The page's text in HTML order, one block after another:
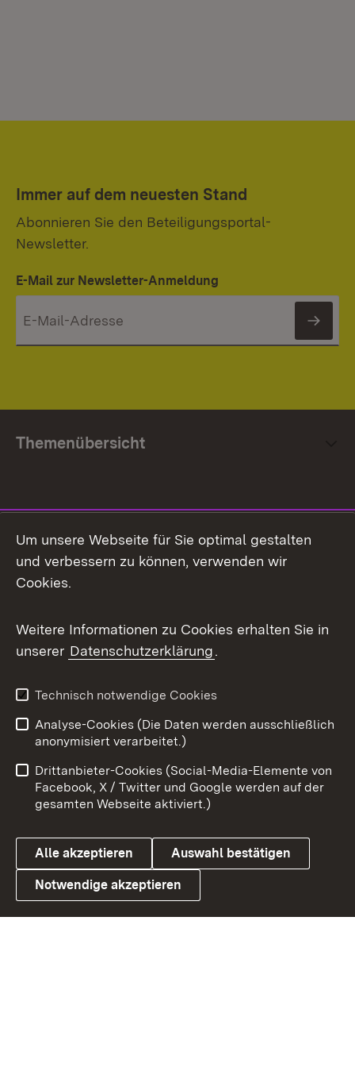
Immer auf dem neuesten Stand
Abonnieren Sie den Beteiligungsportal-
Newsletter.
E-Mail zur Newsletter-Anmeldung
Themenübersicht
Facebook
X / Twitter
Youtube
Link zum Landesportal
Impressum
Kontakt
Barrierefreiheit
Datenschutz
Cookies
Um unsere Webseite für Sie optimal gestalten
und verbessern zu können, verwenden wir
Cookies.
Weitere Informationen zu Cookies erhalten Sie in
unserer Datenschutzerklärung.
Technisch notwendige Cookies
Analyse-Cookies (Die Daten werden ausschließlich
anonymisiert verarbeitet.)
Drittanbieter-Cookies (Social-Media-Elemente von
Facebook, X / Twitter und Google werden auf der
gesamten Webseite aktiviert.)
Alle akzeptieren Auswahl bestätigen
Notwendige akzeptieren